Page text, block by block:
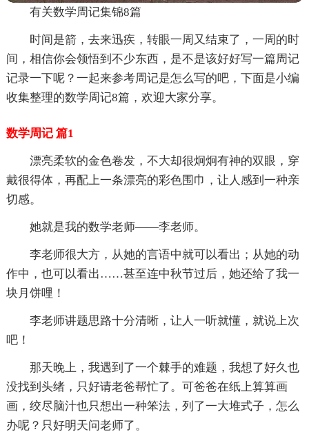
有关数学周记集锦8篇
时间是箭，去来迅疾，转眼一周又结束了，一周的时
间，相信你会领悟到不少东西，是不是该好好写一篇周记
记录一下呢？一起来参考周记是怎么写的吧，下面是小编
收集整理的数学周记8篇，欢迎大家分享。
数学周记 篇1
漂亮柔软的金色卷发，不大却很炯炯有神的双眼，穿
戴很得体，再配上一条漂亮的彩色围巾，让人感到一种亲
切感。
她就是我的数学老师——李老师。
李老师很大方，从她的言语中就可以看出；从她的动
作中，也可以看出……甚至连中秋节过后，她还给了我一
块月饼哩！
李老师讲题思路十分清晰，让人一听就懂，就说上次
吧！
那天晚上，我遇到了一个棘手的难题，我想了好久也
没找到头绪，只好请老爸帮忙了。可爸爸在纸上算算画
画，绞尽脑汁也只想出一种笨法，列了一大堆式子，怎么
办呢？只好明天问老师了。